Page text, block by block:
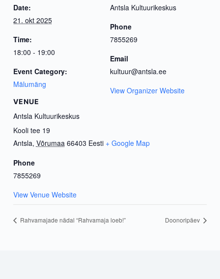
Date:
21. okt 2025
Time:
18:00 - 19:00
Event Category:
Mälumäng
VENUE
Antsla Kultuurikeskus
Kooli tee 19
Antsla, Võrumaa 66403 Eesti + Google Map
Phone
7855269
View Venue Website
Antsla Kultuurikeskus
Phone
7855269
Email
kultuur@antsla.ee
View Organizer Website
Rahvamajade nädal “Rahvamaja loeb!” Doonoripäev